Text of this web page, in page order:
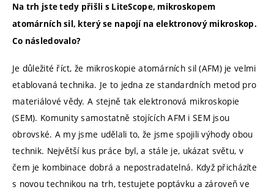
Na trh jste tedy přišli s LiteScope, mikroskopem
atomárních sil, který se napojí na elektronový mikroskop.
Co následovalo?
Je důležité říct, že mikroskopie atomárních sil (AFM) je velmi
etablovaná technika. Je to jedna ze standardních metod pro
materiálové vědy. A stejně tak elektronová mikroskopie
(SEM). Komunity samostatně stojících AFM i SEM jsou
obrovské. A my jsme udělali to, že jsme spojili výhody obou
technik. Největší kus práce byl, a stále je, ukázat světu, v
čem je kombinace dobrá a nepostradatelná. Když přicházíte
s novou technikou na trh, testujete poptávku a zároveň ve